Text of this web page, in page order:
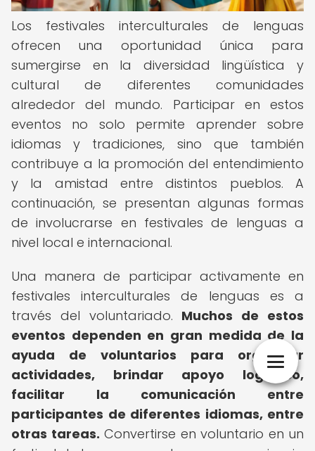
Los festivales interculturales de lenguas
ofrecen una oportunidad única para
sumergirse en la diversidad lingüística y
cultural de diferentes comunidades
alrededor del mundo. Participar en estos
eventos no solo permite aprender sobre
idiomas y tradiciones, sino que también
contribuye a la promoción del entendimiento
y la amistad entre distintos pueblos. A
continuación, se presentan algunas formas
de involucrarse en festivales de lenguas a
nivel local e internacional.
Una manera de participar activamente en
festivales interculturales de lenguas es a
través del voluntariado. Muchos de estos
eventos dependen en gran medida de la
ayuda de voluntarios para organizar
actividades, brindar apoyo logístico,
facilitar la comunicación entre
participantes de diferentes idiomas, entre
otras tareas. Convertirse en voluntario en un